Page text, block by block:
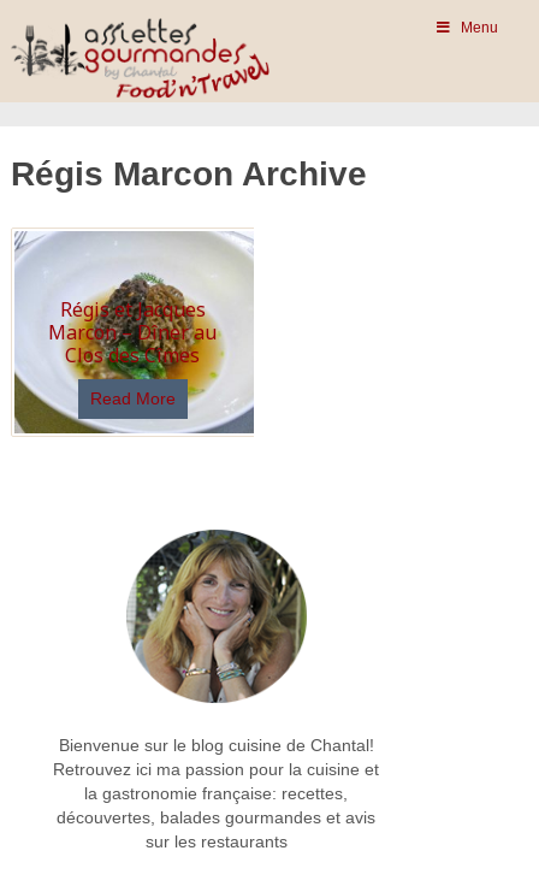
Menu
Régis Marcon Archive
Régis et Jacques
Marcon – Dîner au
Clos des Cîmes
Read More
Bienvenue sur le blog cuisine de Chantal!
Retrouvez ici ma passion pour la cuisine et
la gastronomie française: recettes,
découvertes, balades gourmandes et avis
sur les restaurants